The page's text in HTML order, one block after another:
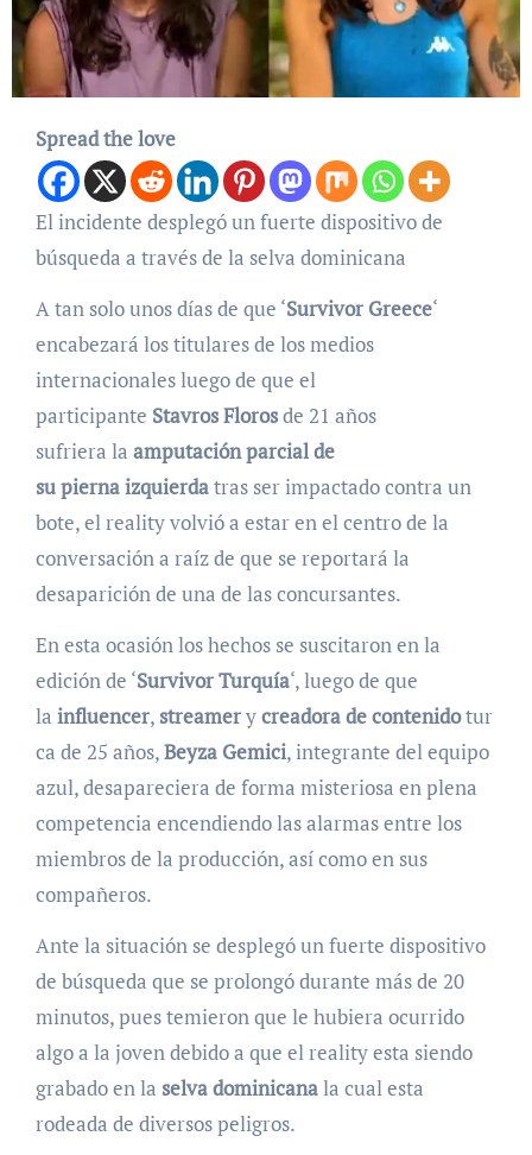
Spread the love
El incidente desplegó un fuerte dispositivo de
búsqueda a través de la selva dominicana
A tan solo unos días de que ‘Survivor Greece‘
encabezará los titulares de los medios
internacionales luego de que el
participante Stavros Florosde 21 años
sufriera la amputación parcial de
su pierna izquierdatras ser impactado contra un
bote, el reality volvió a estar en el centro de la
conversación a raíz de que se reportará la
desaparición de una de las concursantes.
En esta ocasión los hechos se suscitaron en la
edición de ‘Survivor Turquía‘, luego de que
la influencer, streamerycreadoradecontenidotur
ca de 25 años,Beyza Gemici, integrante del equipo
azul, desapareciera de forma misteriosa en plena
competencia encendiendo las alarmas entre los
miembros de la producción, así como en sus
compañeros.
Ante la situación se desplegó un fuerte dispositivo
de búsqueda que se prolongó durante más de 20
minutos, pues temieron que le hubiera ocurrido
algo a la joven debido a que el reality esta siendo
grabado en la selvadominicanala cual esta
rodeada de diversos peligros.